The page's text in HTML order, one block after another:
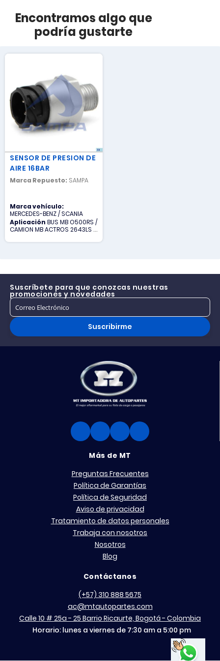
Encontramos algo que
podría gustarte
SENSOR DE PRESION DE
AIRE 16BAR
Marca Repuesto: SAMPA
Marca vehículo:
MERCEDES-BENZ / SCANIA
Aplicación BUS MB O500RS /
CAMION MB ACTROS 2643LS /
SERIE P-CAMION S SERIE R-
Suscríbete para que conozcas nuestras
promociones y novedades
Suscribirme
Más de MT
Preguntas Frecuentes
Política de Garantías
Política de Seguridad
Aviso de privacidad
Tratamiento de datos personales
Trabaja con nosotros
Nosotros
Blog
Contáctanos
(+57) 310 888 5675
ac@mtautopartes.com
Calle 10 # 25a - 25 Barrio Ricaurte, Bogotá - Colombia
Horario: lunes a viernes de 7:30 am a 5:00 pm